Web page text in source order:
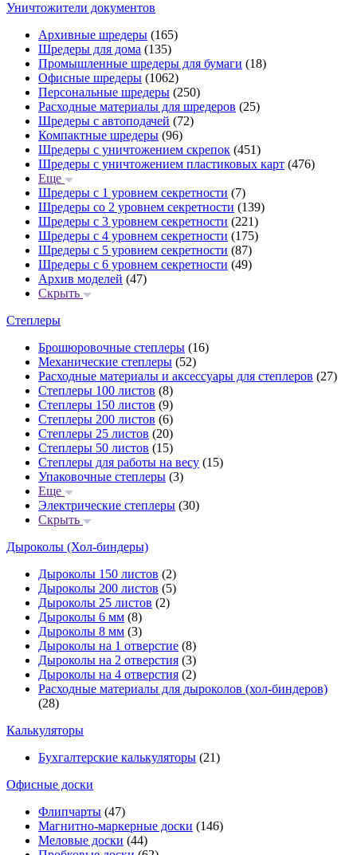
Уничтожители документов
Архивные шредеры (165)
Шредеры для дома (135)
Промышленные шредеры для бумаги (18)
Офисные шредеры (1062)
Персональные шредеры (250)
Расходные материалы для шредеров (25)
Шредеры с автоподачей (72)
Компактные шредеры (96)
Шредеры с уничтожением скрепок (451)
Шредеры с уничтожением пластиковых карт (476)
Еще
Шредеры с 1 уровнем секретности (7)
Шредеры со 2 уровнем секретности (139)
Шредеры с 3 уровнем секретности (221)
Шредеры с 4 уровнем секретности (175)
Шредеры с 5 уровнем секретности (87)
Шредеры с 6 уровнем секретности (49)
Архив моделей (47)
Скрыть
Степлеры
Брошюровочные степлеры (16)
Механические степлеры (52)
Расходные материалы и аксессуары для степлеров (27)
Степлеры 100 листов (8)
Степлеры 150 листов (9)
Степлеры 200 листов (6)
Степлеры 25 листов (20)
Степлеры 50 листов (15)
Степлеры для работы на весу (15)
Упаковочные степлеры (3)
Еще
Электрические степлеры (30)
Скрыть
Дыроколы (Хол-биндеры)
Дыроколы 150 листов (2)
Дыроколы 200 листов (5)
Дыроколы 25 листов (2)
Дыроколы 6 мм (8)
Дыроколы 8 мм (3)
Дыроколы на 1 отверстие (8)
Дыроколы на 2 отверстия (3)
Дыроколы на 4 отверстия (2)
Расходные материалы для дыроколов (хол-биндеров)
(28)
Калькуляторы
Бухгалтерские калькуляторы (21)
Офисные доски
Флипчарты (47)
Магнитно-маркерные доски (146)
Меловые доски (44)